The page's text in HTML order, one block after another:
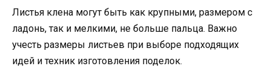
Листья клена могут быть как крупными, размером с
ладонь, так и мелкими, не больше пальца. Важно
учесть размеры листьев при выборе подходящих
идей и техник изготовления поделок.